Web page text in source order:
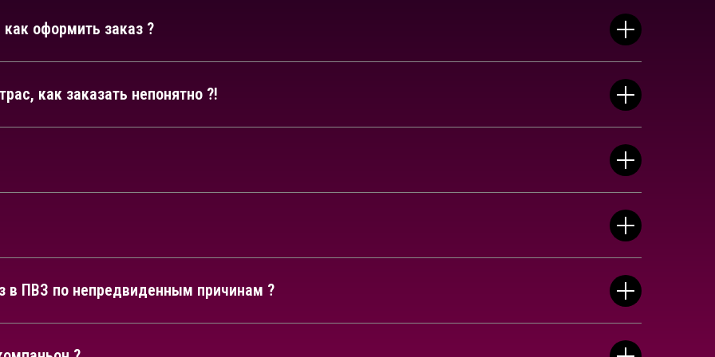
оформить заказ ?
как заказать непонятно ?!
в ПВЗ по непредвиденным причинам ?